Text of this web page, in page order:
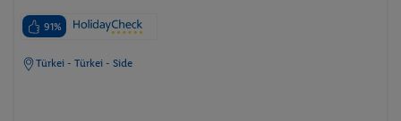
91%
Türkei - Türkei - Side